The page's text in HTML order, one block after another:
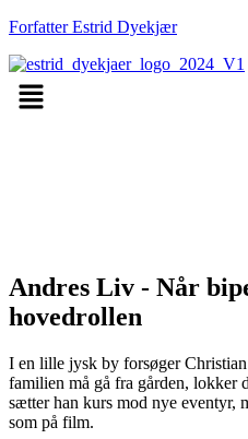
Forfatter Estrid Dyekjær
Menu
Andres Liv - Når
hovedrollen
I en lille jysk by forsøger
familien må gå fra gården, lokker
sætter han kurs mod nye eventyr,
som på film.